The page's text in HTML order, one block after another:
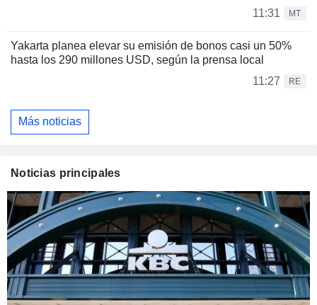
11:31 MT
Yakarta planea elevar su emisión de bonos casi un 50%
hasta los 290 millones USD, según la prensa local
11:27
RE
Más noticias
Noticias principales